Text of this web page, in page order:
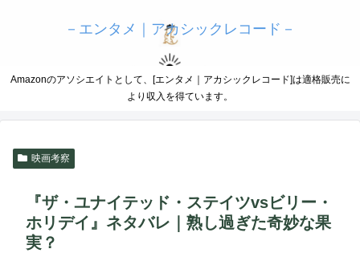
－エンタメ｜アカシックレコード－
Amazonのアソシエイトとして、[エンタメ｜アカシックレコード]は適格販売に
より収入を得ています。
映画考察
『ザ・ユナイテッド・ステイツvsビリー・
ホリデイ』ネタバレ｜熟し過ぎた奇妙な果
実？